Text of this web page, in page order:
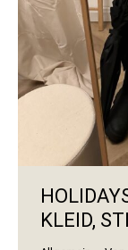
KLEID,